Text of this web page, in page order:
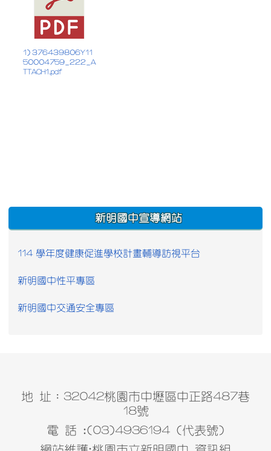
1) 376439806Y11
50004759_222_A
TTACH1.pdf
:::
新明國中宣導網站
114 學年度健康促進學校計畫輔導訪視平台
新明國中性平專區
新明國中交通安全專區
地 址：32042桃園市中壢區中正路487巷
18號
電 話 :(03)4936194 (代表號)